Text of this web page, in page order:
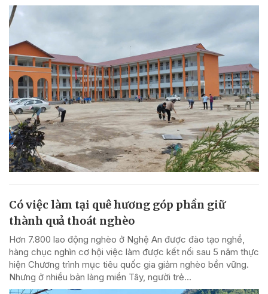
Có việc làm tại quê hương góp phần giữ
thành quả thoát nghèo
Hơn 7.800 lao động nghèo ở Nghệ An được đào tạo nghề,
hàng chục nghìn cơ hội việc làm được kết nối sau 5 năm thực
hiện Chương trình mục tiêu quốc gia giảm nghèo bền vững.
Nhưng ở nhiều bản làng miền Tây, người trẻ...